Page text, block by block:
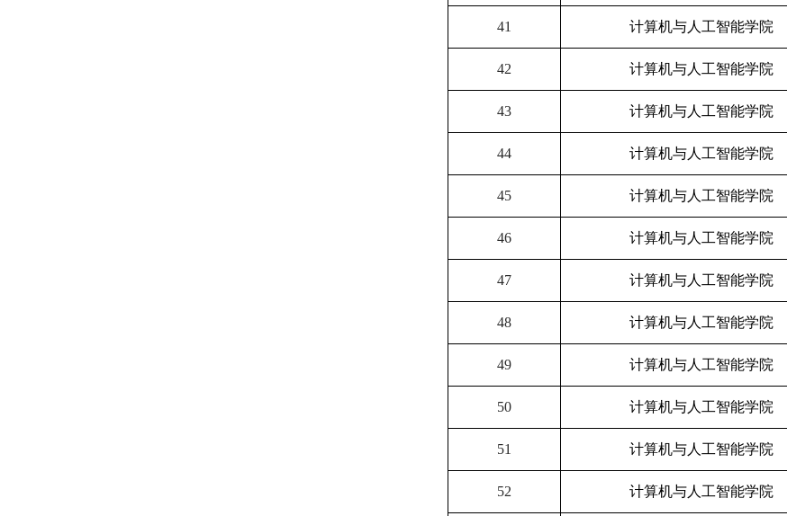
41 计算机与人工智能学院
42 计算机与人工智能学院
43 计算机与人工智能学院
44 计算机与人工智能学院
45 计算机与人工智能学院
46 计算机与人工智能学院
47 计算机与人工智能学院
48 计算机与人工智能学院
49 计算机与人工智能学院
50 计算机与人工智能学院
51 计算机与人工智能学院
52 计算机与人工智能学院